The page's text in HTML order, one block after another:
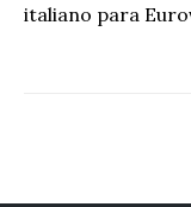
italiano para